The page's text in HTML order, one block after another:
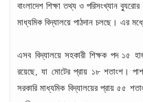
বাংলাদেশ শিক্ষা তথ্য ও পরিসংখ্যান
মাধ্যমিক বিদ্যালয়ে পাঠদান চলছে। এর
এসব বিদ্যালয়ে সহকারী শিক্ষক পদ ১৫
রয়েছে, যা মোটের প্রায় ১৮ শতাংশ।
সরকারি মাধ্যমিক বিদ্যালয়ের প্রায় ৫৫